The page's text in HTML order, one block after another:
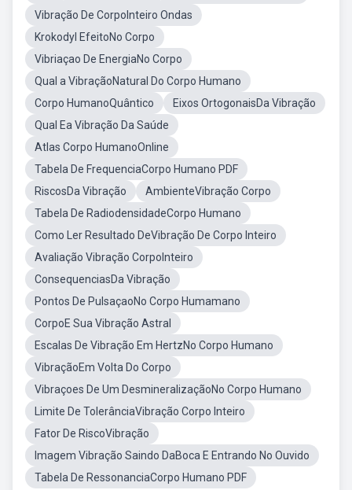
Vibração De CorpoInteiro Ondas
Krokodyl EfeitoNo Corpo
Vibriaçao De EnergiaNo Corpo
Qual a VibraçãoNatural Do Corpo Humano
Corpo HumanoQuântico
Eixos OrtogonaisDa Vibração
Qual Ea Vibração Da Saúde
Atlas Corpo HumanoOnline
Tabela De FrequenciaCorpo Humano PDF
RiscosDa Vibração
AmbienteVibração Corpo
Tabela De RadiodensidadeCorpo Humano
Como Ler Resultado DeVibração De Corpo Inteiro
Avaliação Vibração CorpoInteiro
ConsequenciasDa Vibração
Pontos De PulsaçaoNo Corpo Humamano
CorpoE Sua Vibração Astral
Escalas De Vibração Em HertzNo Corpo Humano
VibraçãoEm Volta Do Corpo
Vibraçoes De Um DesmineralizaçãoNo Corpo Humano
Limite De TolerânciaVibração Corpo Inteiro
Fator De RiscoVibração
Imagem Vibração Saindo DaBoca E Entrando No Ouvido
Tabela De RessonanciaCorpo Humano PDF